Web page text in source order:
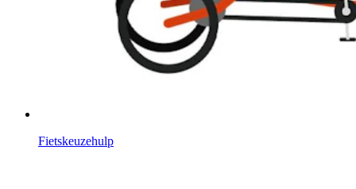
Fietskeuzehulp